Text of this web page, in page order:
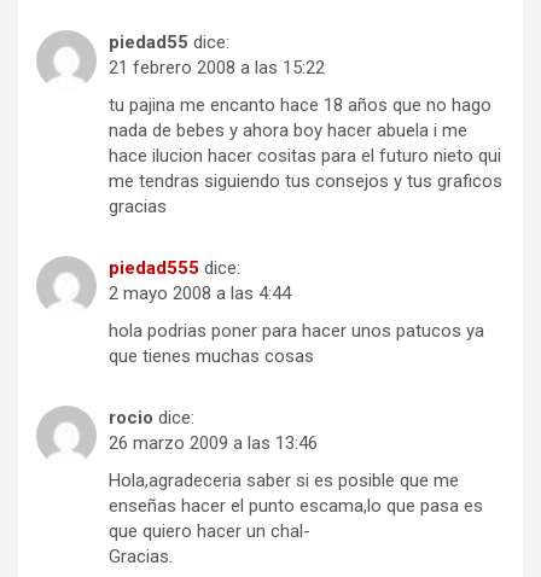
piedad55 dice:
21 febrero 2008 a las 15:22
tu pajina me encanto hace 18 años que no hago
nada de bebes y ahora boy hacer abuela i me
hace ilucion hacer cositas para el futuro nieto qui
me tendras siguiendo tus consejos y tus graficos
gracias
piedad555 dice:
2 mayo 2008 a las 4:44
hola podrias poner para hacer unos patucos ya
que tienes muchas cosas
rocio dice:
26 marzo 2009 a las 13:46
Hola,agradeceria saber si es posible que me
enseñas hacer el punto escama,lo que pasa es
que quiero hacer un chal-
Gracias.